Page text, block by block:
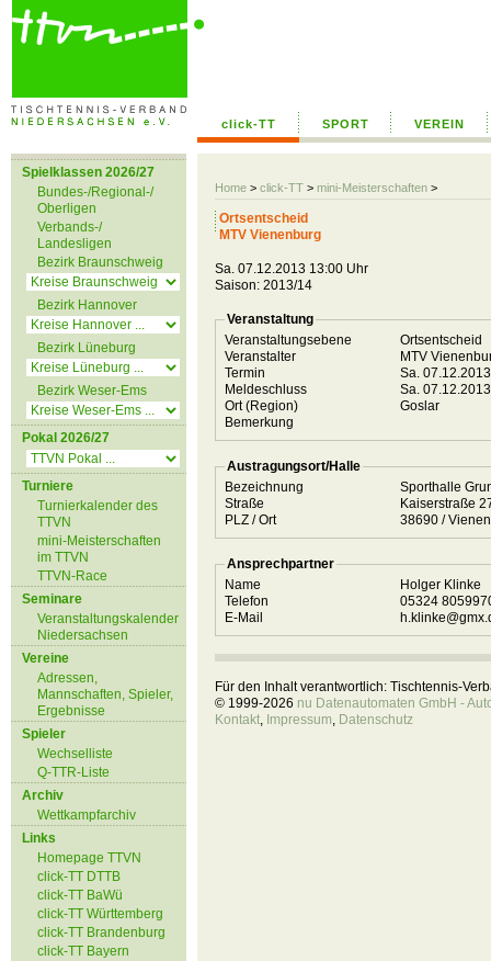
click-TT SPORT VEREIN
Home > click-TT > mini-Meisterschaften >
Spielklassen 2026/27
Bundes-/Regional-/
Oberligen
Verbands-/
Landesligen
Bezirk Braunschweig
Bezirk Hannover
Bezirk Lüneburg
Bezirk Weser-Ems
Pokal 2026/27
Turniere
Turnierkalender des
TTVN
mini-Meisterschaften
im TTVN
TTVN-Race
Seminare
Veranstaltungskalender
Niedersachsen
Vereine
Adressen,
Mannschaften, Spieler,
Ergebnisse
Spieler
Wechselliste
Q-TTR-Liste
Archiv
Wettkampfarchiv
Links
Homepage TTVN
click-TT DTTB
click-TT BaWü
click-TT Württemberg
click-TT Brandenburg
click-TT Bayern
Ortsentscheid
MTV Vienenburg
Sa. 07.12.2013 13:00 Uhr
Saison: 2013/14
Veranstaltung
Veranstaltungsebene
Ortsentscheid
Veranstalter
MTV
Termin
Sa.
Meldeschluss
Sa.
Ort (Region)
Goslar
Bemerkung
Austragungsort/Halle
Bezeichnung
Sporthalle
Straße
Kaiserstraße
PLZ / Ort
38690 /
Ansprechpartner
Name
Holger Klinke
Telefon
05324
E-Mail
Für den Inhalt verantwortlich: Tischtennis-
© 1999-2026 nu Datenautomaten GmbH -
Kontakt, Impressum, Datenschutz